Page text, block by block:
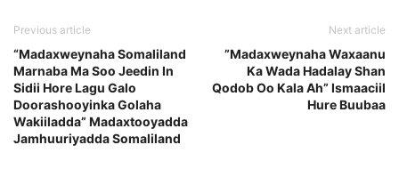
Previous article
“Madaxweynaha Somaliland
Marnaba Ma Soo Jeedin In
Sidii Hore Lagu Galo
Doorashooyinka Golaha
Wakiiladda” Madaxtooyadda
Jamhuuriyadda Somaliland
Next article
”Madaxweynaha Waxaanu
Ka Wada Hadalay Shan
Qodob Oo Kala Ah” Ismaaciil
Hure Buubaa